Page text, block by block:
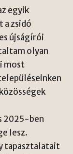
egyik
a zsidó
újságírói
olyan
most
2025-ben
lesz.
tapasztalatait